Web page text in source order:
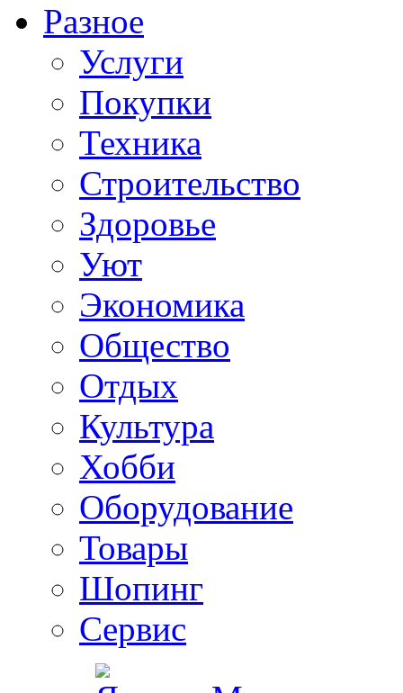
Разное
Услуги
Покупки
Техника
Строительство
Здоровье
Уют
Экономика
Общество
Отдых
Культура
Хобби
Оборудование
Товары
Шопинг
Сервис